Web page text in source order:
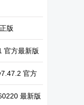
版
官方最新版
官方
最新版